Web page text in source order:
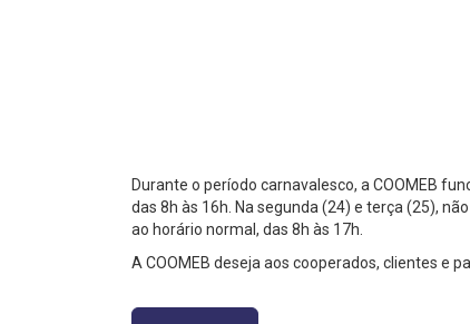
Durante o período carnavalesco, a COOMEB
das 8h às 16h. Na segunda (24) e terça (25),
ao horário normal, das 8h às 17h.
A COOMEB deseja aos cooperados, clientes e